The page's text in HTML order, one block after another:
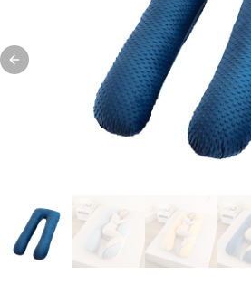
Previous slide